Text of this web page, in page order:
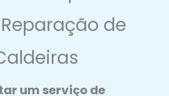
de
um serviço de